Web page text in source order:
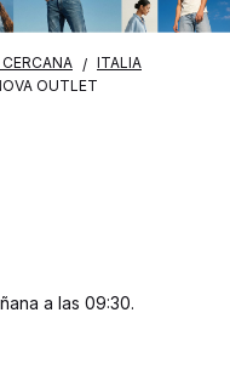
ITALIA
OUTLET
a las 09:30.